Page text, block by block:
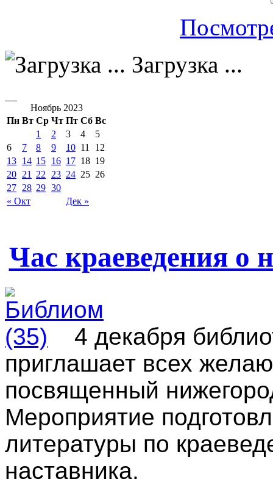
Загрузка ...
Ноябрь 2023
Пн Вт Ср Чт Пт Сб Вс
« Окт Дек »
1 2 3 4
5
6
7 8 9 10 11
12
13 14 15 16 17 18 19
20 21 22 23 24 25 26
27 28 29 30
Час краеведения о
4 декабря
приглашает всех
посвященный
Мероприятие
литературы по
наставника.